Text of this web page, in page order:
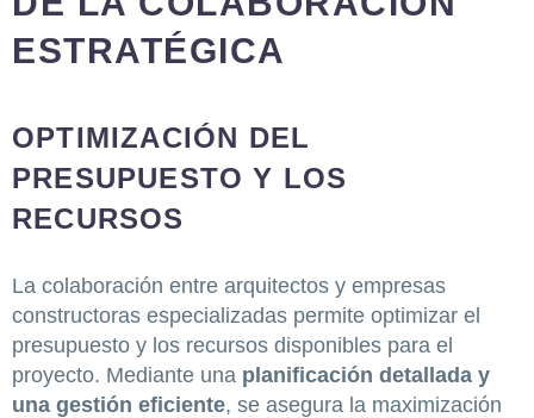
ESTRATÉGICA
OPTIMIZACIÓN DEL
PRESUPUESTO Y LOS
RECURSOS
La colaboración entre arquitectos y empresas
constructoras especializadas permite optimizar el
presupuesto y los recursos disponibles para el
proyecto. Mediante una planificación detallada y
una gestión eficiente, se asegura la maximización